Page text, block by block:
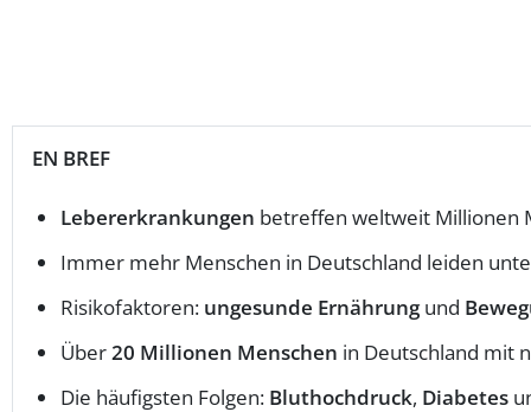
EN BREF
Lebererkrankungen betreffen weltweit Millionen
Immer mehr Menschen in Deutschland leiden
Risikofaktoren: ungesunde Ernährungund
Über20 Millionen Menschen in Deutschland mit
Die häufigsten Folgen: Bluthochdruck, Diabetes